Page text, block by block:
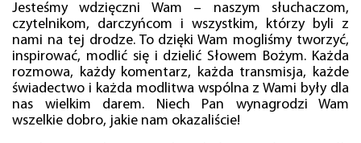
Jesteśmy wdzięczni Wam – naszym słuchaczom,
czytelnikom, darczyńcom i wszystkim, którzy byli z
nami na tej drodze. To dzięki Wam mogliśmy tworzyć,
inspirować, modlić się i dzielić Słowem Bożym. Każda
rozmowa, każdy komentarz, każda transmisja, każde
świadectwo i każda modlitwa wspólna z Wami były dla
nas wielkim darem. Niech Pan wynagrodzi Wam
wszelkie dobro, jakie nam okazaliście!